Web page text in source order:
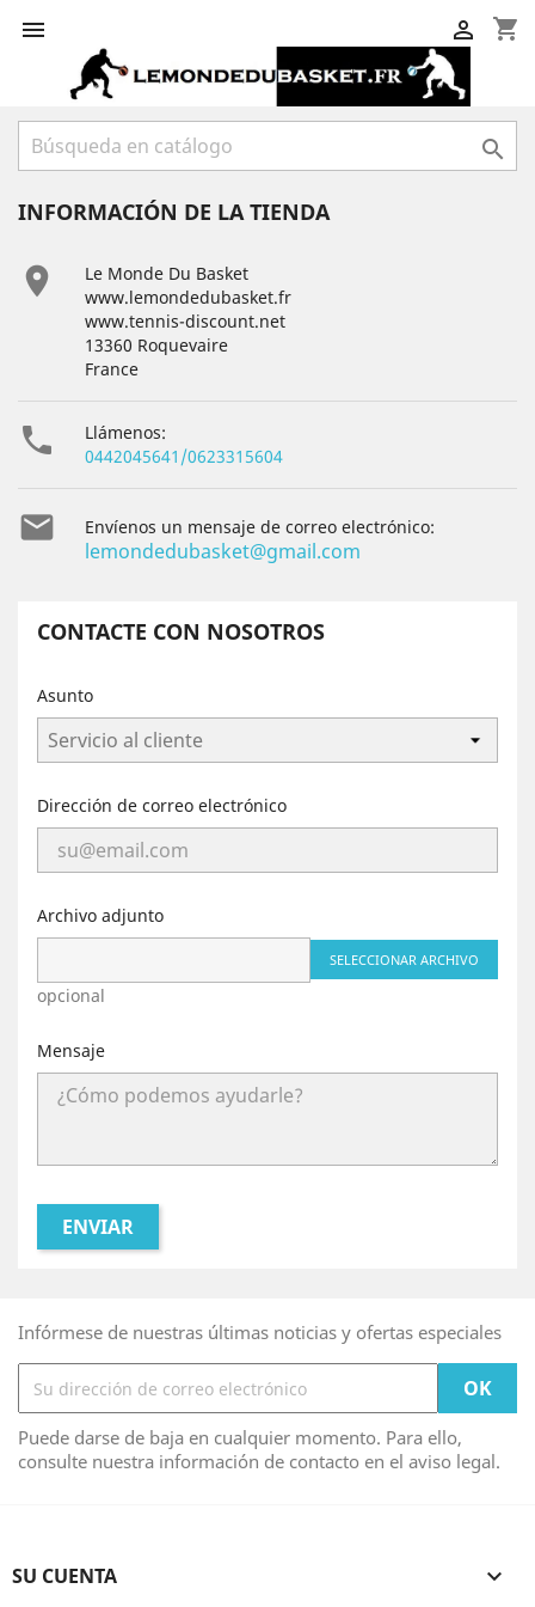
 shopping_cart


INFORMACIÓN DE LA TIENDA

Le Monde Du Basket
www.lemondedubasket.fr
www.tennis-discount.net
13360 Roquevaire
France

Llámenos:
0442045641/0623315604
 Envíenos un mensaje de correo electrónico:
lemondedubasket@gmail.com
CONTACTE CON NOSOTROS
Asunto
Dirección de correo electrónico
Archivo adjunto
SELECCIONAR ARCHIVO
opcional
Mensaje
Infórmese de nuestras últimas noticias y ofertas especiales
Puede darse de baja en cualquier momento. Para ello,
consulte nuestra información de contacto en el aviso legal.
SU CUENTA 